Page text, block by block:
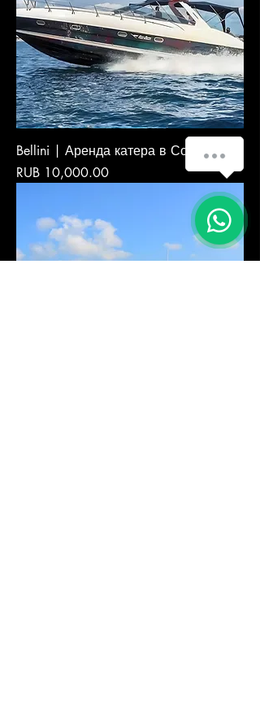
Bellini | Аренда катера в Сочи
Price
RUB 10,000.00